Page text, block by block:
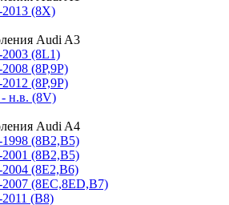
2013 (8X)
Audi A3
2003 (8L1)
(8P,9P)
(8P,9P)
- н.в. (8V)
Audi A4
1998 (8B2,B5)
2001 (8B2,B5)
2004 (8E2,B6)
2007 (8EC,8ED,B7)
2011 (B8)